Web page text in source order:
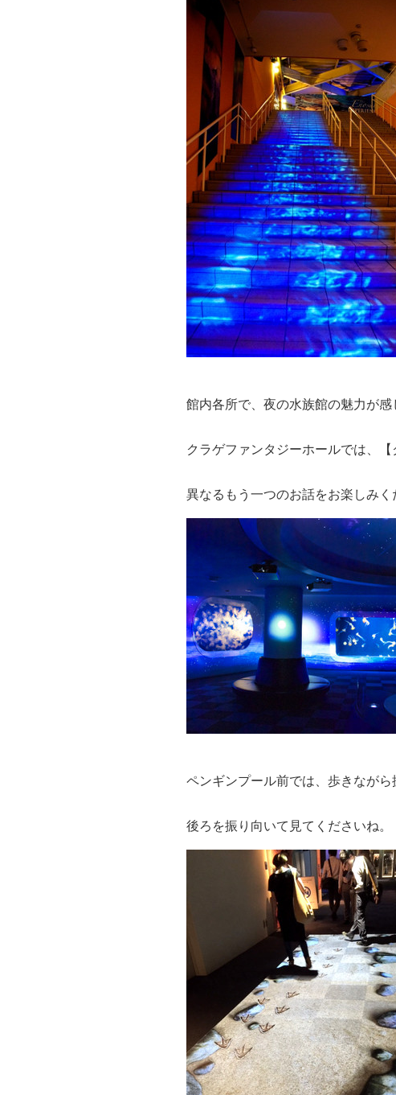
館内各所で、夜の水族館の魅力が感
クラゲファンタジーホールでは、
異なるもう一つのお話をお楽しみく
ペンギンプール前では、歩きながら
後ろを振り向いて見てくださいね。